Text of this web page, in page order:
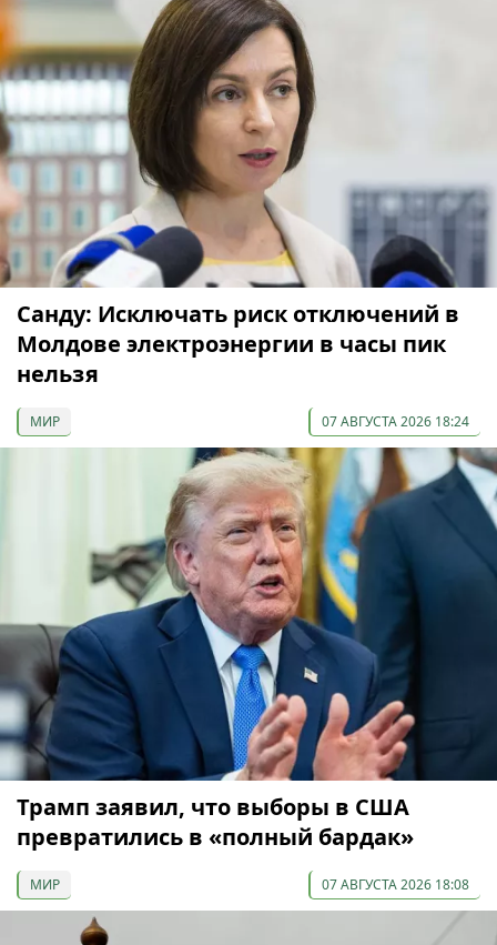
Санду: Исключать риск отключений в
Молдове электроэнергии в часы пик
нельзя
МИР 07 АВГУСТА 2026 18:24
Трамп заявил, что выборы в США
превратились в «полный бардак»
МИР 07 АВГУСТА 2026 18:08